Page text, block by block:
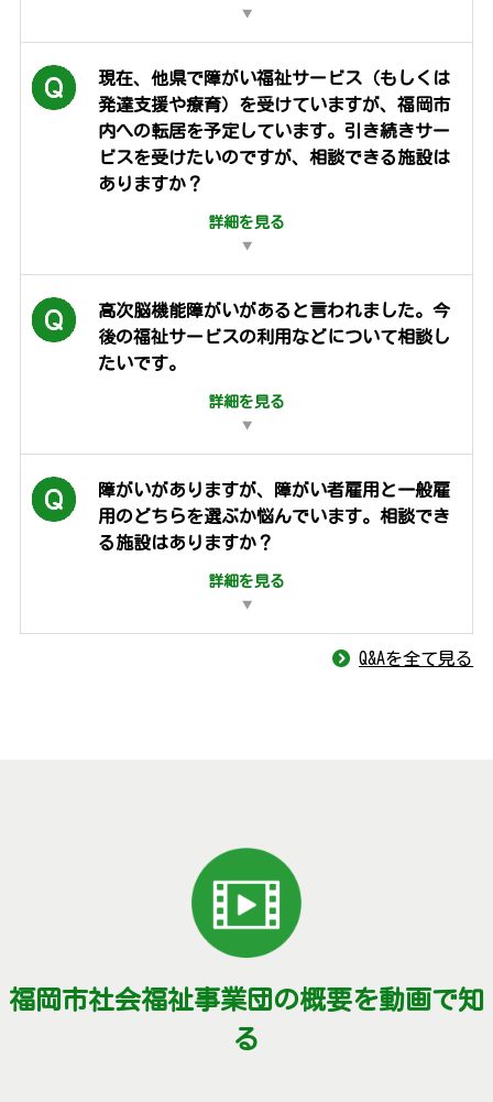
現在、他県で障がい福祉サービス（もしくは
発達支援や療育）を受けていますが、福岡市
内への転居を予定しています。 引き続きサー
ビスを受けたいのですが、相談できる施設は
ありますか？
詳細を見る
高次脳機能障がいがあると言われました。今
後の福祉サービスの利用などについて相談し
たいです。
詳細を見る
障がいがありますが、障がい者雇用と一般雇
用のどちらを選ぶか悩んでいます。相談でき
る施設はありますか？
詳細を見る
Q&Aを全て見る
福岡市社会福祉事業団の概要を動画で知
る